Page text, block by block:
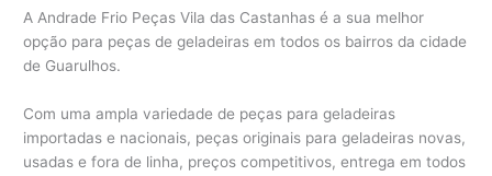
A Andrade Frio Peças Vila das Castanhas é a sua melhor
opção para peças de geladeiras em todos os bairros da cidade
de Guarulhos.
Com uma ampla variedade de peças para geladeiras
importadas e nacionais, peças originais para geladeiras novas,
usadas e fora de linha, preços competitivos, entrega em todos